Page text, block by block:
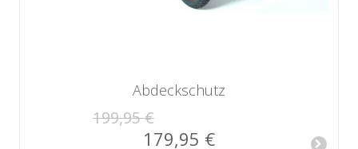
Abdeckschutz
199,95 €
179,95 €